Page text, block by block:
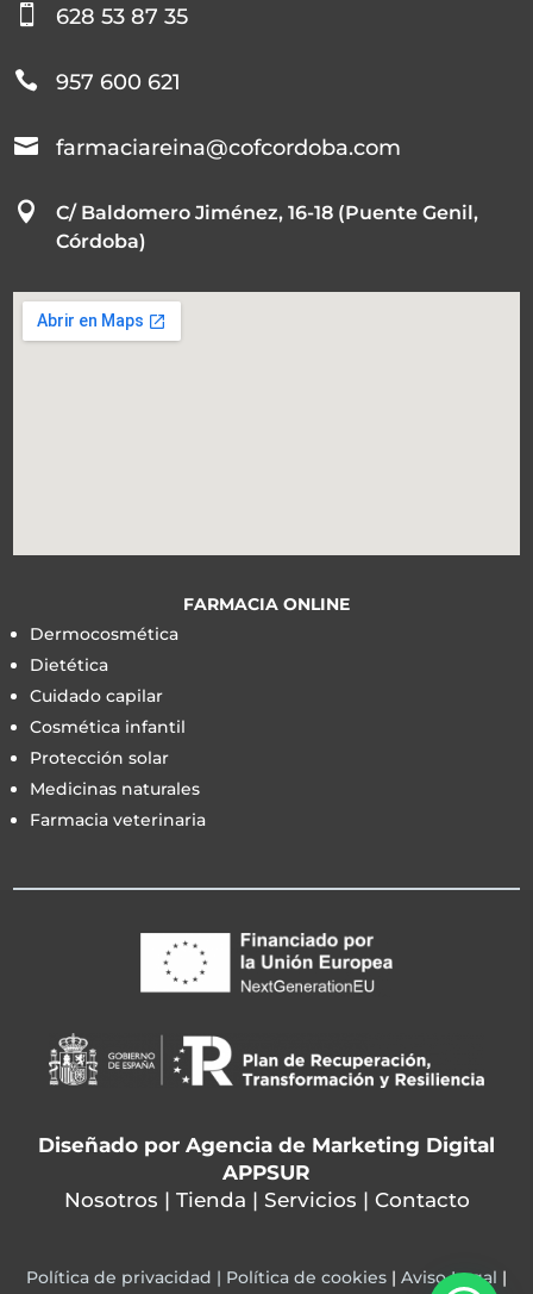
 628 53 87 35
 957 600 621
 farmaciareina@cofcordoba.com

C/ Baldomero Jiménez, 16-18 (Puente Genil,
Córdoba)
FARMACIA ONLINE
Dermocosmética
Dietética
Cuidado capilar
Cosmética infantil
Protección solar
Medicinas naturales
Farmacia veterinaria
Diseñado por Agencia de Marketing Digital
APPSUR
Nosotros | Tienda | Servicios | Contacto
Política de privacidad | Política de cookies | Aviso Legal |